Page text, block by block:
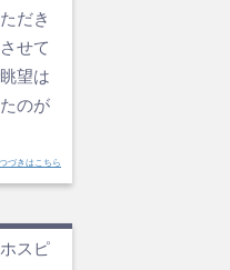
だき
せて
望は
のが
つづきはこちら
スピ